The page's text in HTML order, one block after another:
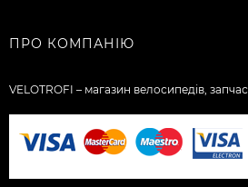
ПРО КОМПАНІЮ
VELOTROFI – магазин велосипедів,